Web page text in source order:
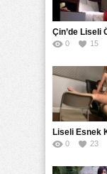
mutlaka
Bu videoda
ile
Tuttuğu
bir
yüksek,
sürekli bir
cinsel
Yine ders
0 15
0 23